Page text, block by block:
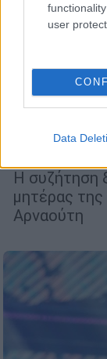
user
Data
Ξεκίνησε
με τον
αναφέρουν
Η συζήτηση
μητέρας
Αρναούτη